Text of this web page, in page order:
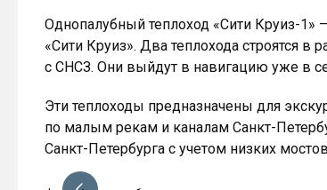
Однопалубный теплоход «Сити Круиз-1»
«Сити Круиз». Два теплохода строятся
с СНСЗ. Они выйдут в навигацию уже в
Эти теплоходы предназначены для
по малым рекам и каналам Санкт-
Санкт-Петербурга с учетом низких